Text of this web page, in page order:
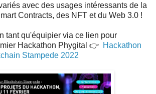
avec des usages intéressants de la
Contracts, des NFT et du Web 3.0 !
tant qu'équipier via ce lien pour
Hackathon Phygital 👉 Hackathon
Stampede 2022